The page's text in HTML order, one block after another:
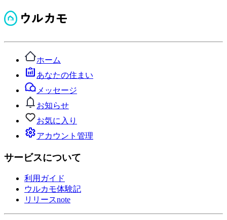
ホーム
あなたの住まい
メッセージ
お知らせ
お気に入り
アカウント管理
サービスについて
利用ガイド
ウルカモ体験記
リリースnote